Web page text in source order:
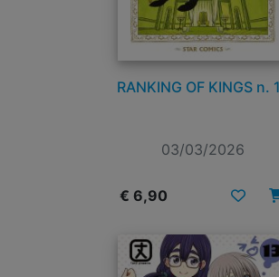
RANKING OF KINGS n.
03/03/2026
€ 6,90